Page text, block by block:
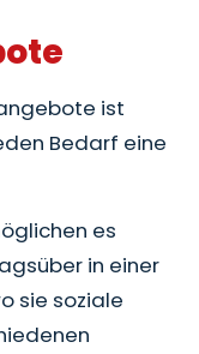
ist
Bedarf eine
es
in einer
sie soziale